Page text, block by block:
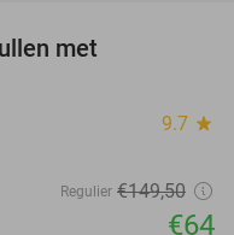
met
9.7 star
Regulier €149,50
€64